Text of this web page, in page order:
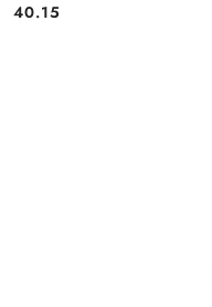
Cena:
40.15